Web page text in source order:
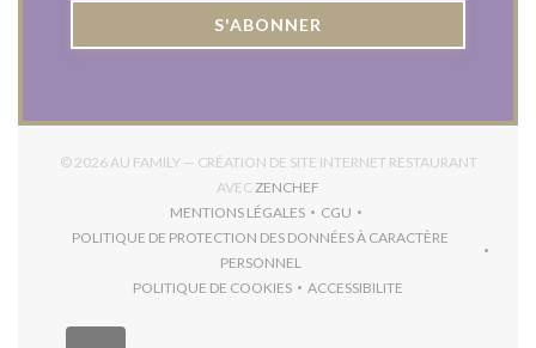
S'ABONNER
© 2026 AU FAMILY — CRÉATION DE SITE INTERNET RESTAURANT
AVEC ZENCHEF
MENTIONS LÉGALES
((OUVRE UNE NOUVELLE FENÊTRE))
CGU
((OUVRE UNE NOUVELLE
POLITIQUE DE PROTECTION DES DONNÉES À CARACTÈRE
PERSONNEL((OUVRE UNE NOUVELLE FENÊTRE))
POLITIQUE DE COOKIES
((OUVRE UNE NOUVELLE FENÊTRE))
ACCESSIBILITE
((OUVRE UNE NOUVELLE